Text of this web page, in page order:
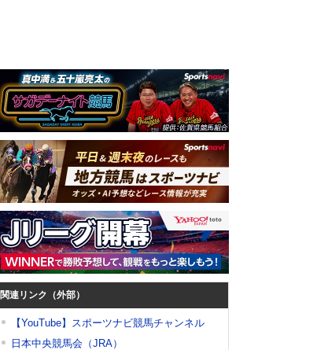
関連リンク（外部）
【YouTube】スポーツナビ競馬チャンネル
日本中央競馬会（JRA）